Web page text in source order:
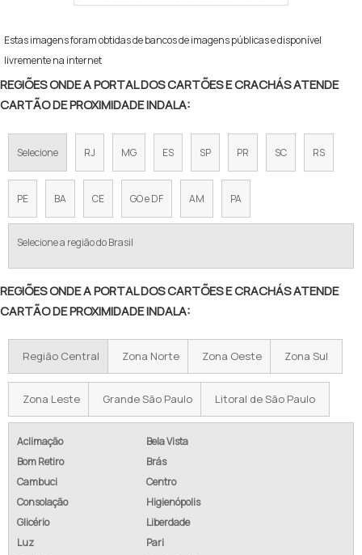
Estas imagens foram obtidas de bancos de imagens públicas e disponível
livremente na internet
REGIÕES ONDE A PORTAL DOS CARTÕES E CRACHÁS ATENDE
CARTÃO DE PROXIMIDADE INDALA:
Selecione RJ MG ES SP PR SC RS
PE BA CE GO e DF AM PA
Selecione a região do Brasil
REGIÕES ONDE A PORTAL DOS CARTÕES E CRACHÁS ATENDE
CARTÃO DE PROXIMIDADE INDALA:
Região Central Zona Norte Zona Oeste Zona Sul
Zona Leste Grande São Paulo Litoral de São Paulo
Aclimação
Bela Vista
Bom Retiro
Brás
Cambuci
Centro
Consolação
Higienópolis
Glicério
Liberdade
Luz
Pari